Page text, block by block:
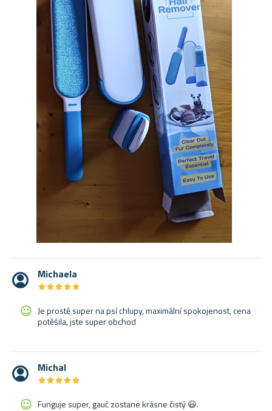
Michaela
★★★★★
★★★★★
Je prostě super na psí chlupy, maximální spokojenost, cena
potěšila, jste super obchod
Michal
★★★★★
★★★★★
Funguje super, gauč zostane krásne čistý 😃.